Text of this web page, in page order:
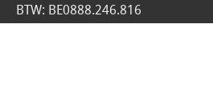
BTW: BE0888.246.816